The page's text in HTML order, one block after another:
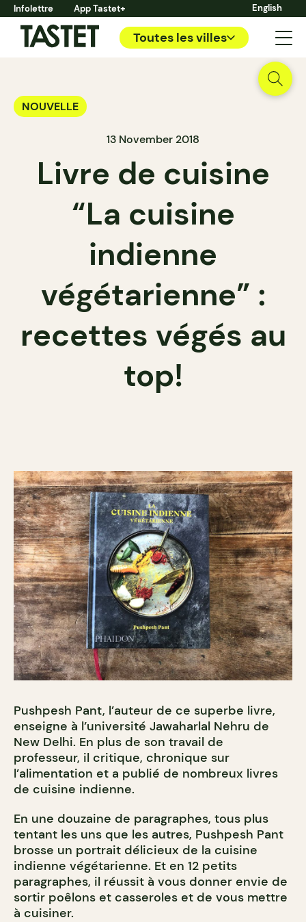
Infolettre App Tastet+ English
Toutes les villes
NOUVELLE
13 November 2018
Livre de cuisine
“La cuisine
indienne
végétarienne” :
recettes végés au
top!
Pushpesh Pant, l’auteur de ce superbe livre,
enseigne à l’université Jawaharlal Nehru de
New Delhi. En plus de son travail de
professeur, il critique, chronique sur
l’alimentation et a publié de nombreux livres
de cuisine indienne.
En une douzaine de paragraphes, tous plus
tentant les uns que les autres, Pushpesh Pant
brosse un portrait délicieux de la cuisine
indienne végétarienne. Et en 12 petits
paragraphes, il réussit à vous donner envie de
sortir poêlons et casseroles et de vous mettre
à cuisiner.